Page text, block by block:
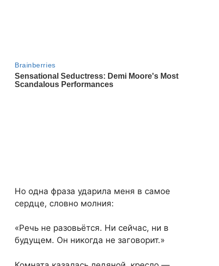
Но одна фраза ударила меня в самое
сердце, словно молния:
«Речь не разовьётся. Ни сейчас, ни в
будущем. Он никогда не заговорит.»